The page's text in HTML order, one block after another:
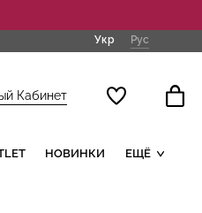
Укр Рус
Кабинет
НОВИНКИ ЕЩЁ